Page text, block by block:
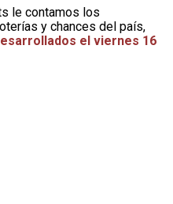
le contamos los
y chances del país,
el viernes 16